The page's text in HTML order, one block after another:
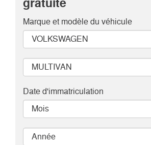
gratuite
Marque et modèle du véhicule
Date d'immatriculation